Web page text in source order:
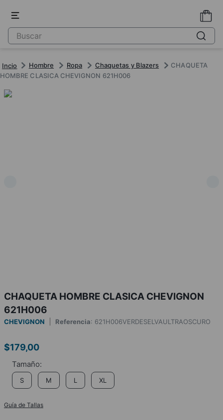
Hombre Ropa Chaquetas y Blazers
CHAQUETA
HOMBRE CLASICA CHEVIGNON 621H006
CHAQUETA HOMBRE CLASICA CHEVIGNON
621H006
CHEVIGNON Referencia: 621H006VERDESELVAULTRAOSCURO
$179,00
S M L XL
Guía de Tallas